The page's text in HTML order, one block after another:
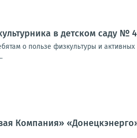
в детском саду №
о пользе физкультуры и
Компания»